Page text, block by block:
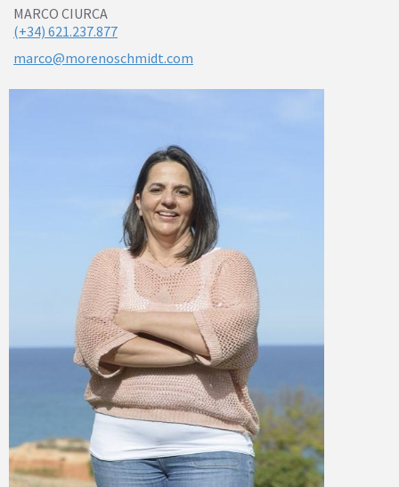
MARCO CIURCA
(+34) 621.237.877
marco@morenoschmidt.com